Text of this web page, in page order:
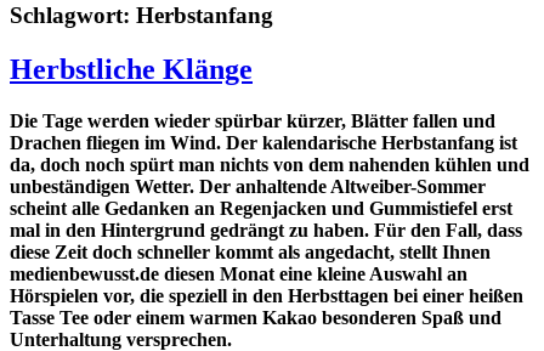
Schlagwort: Herbstanfang
Herbstliche Klänge
Die Tage werden wieder spürbar kürzer, Blätter fallen und
Drachen fliegen im Wind. Der kalendarische Herbstanfang ist
da, doch noch spürt man nichts von dem nahenden kühlen und
unbeständigen Wetter. Der anhaltende Altweiber-Sommer
scheint alle Gedanken an Regenjacken und Gummistiefel erst
mal in den Hintergrund gedrängt zu haben. Für den Fall, dass
diese Zeit doch schneller kommt als angedacht, stellt Ihnen
medienbewusst.de diesen Monat eine kleine Auswahl an
Hörspielen vor, die speziell in den Herbsttagen bei einer heißen
Tasse Tee oder einem warmen Kakao besonderen Spaß und
Unterhaltung versprechen.